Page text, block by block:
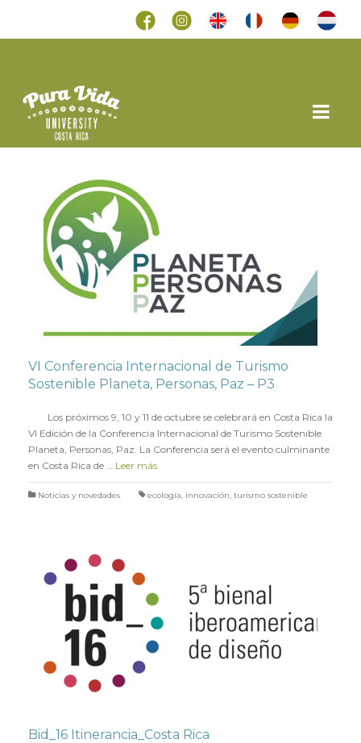
VI Conferencia Internacional de Turismo
Sostenible Planeta, Personas, Paz – P3
Los próximos 9, 10 y 11 de octubre se celebrará en Costa Rica la
VI Edición de la Conferencia Internacional de Turismo Sostenible
Planeta, Personas, Paz. La Conferencia será el evento culminante
en Costa Rica de … Leer más
Noticias y novedades ecología, innovación, turismo sostenible
Bid_16 Itinerancia_Costa Rica